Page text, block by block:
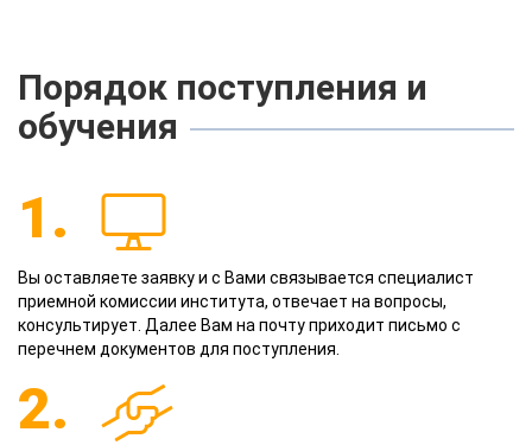
Порядок поступления и
обучения
1.
Вы оставляете заявку и с Вами связывается специалист
приемной комиссии института, отвечает на вопросы,
консультирует. Далее Вам на почту приходит письмо с
перечнем документов для поступления.
2.